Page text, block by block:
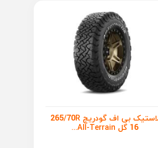
لاستیک بی اف گودریچ 265/70R
16 گل All-Terrain...